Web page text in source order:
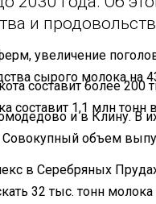
и
увеличение
сырого молока на
составит более
составит 1,1 млн тонн
и в Клину. В
объем
в Серебряных
32 тыс. тонн